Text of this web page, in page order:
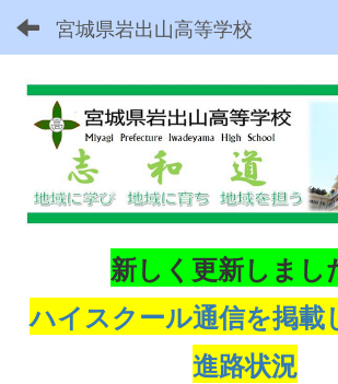
宮城県岩出山高等学校
新しく更新しまし
ハイスクール通信を掲載
進路状況